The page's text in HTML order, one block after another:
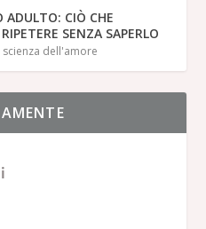
CIÒ CHE
SENZA SAPERLO
scienza dell'amore